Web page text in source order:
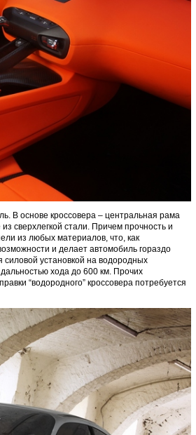
В основе кроссовера – центральная рама
сверхлегкой стали. Причем прочность и
из любых материалов, что, как
и делает автомобиль гораздо
установкой на водородных
хода до 600 км. Прочих
“водородного” кроссовера потребуется